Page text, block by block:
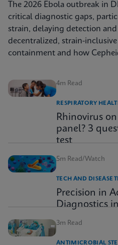
The 2026 Ebola outbreak in
critical diagnostic gaps,
strain, delaying detection
decentralized, strain-
containment and how
4m Read
RESPIRATORY
Rhinovirus
panel? 3
test
5m Read/Watch
TECH AND DISEASE
Precision in
Diagnostics
3m Read
ANTIMICROBIAL